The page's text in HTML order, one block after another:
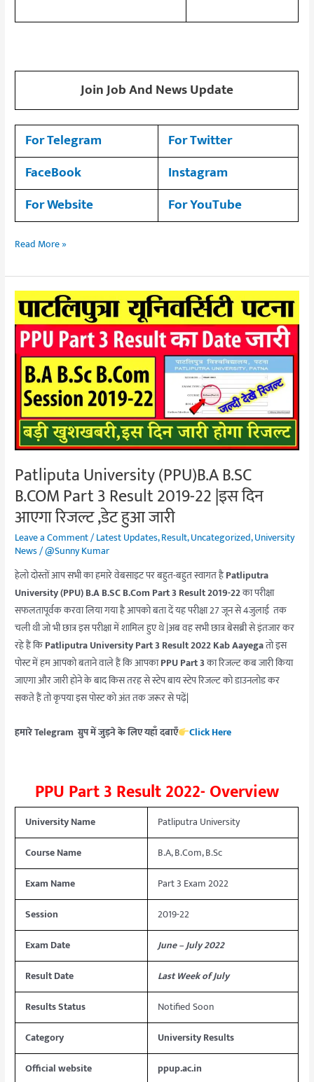
Join Job And News Update
For Telegram
For Twitter
FaceBook
Instagram
For Website
For YouTube
Read More »
Patliputa University (PPU)B.A B.SC
B.COM Part 3 Result 2019-22 |इस दिन
आएगा रिजल्ट ,डेट हुआ जारी
Leave a Comment/Latest Updates,Result,Uncategorized,University
News/@Sunny Kumar
हेलो दोस्तों आप सभी का हमारे वेबसाइट पर बहुत-बहुत स्वागत हैPatliputra
University (PPU) B.A B.SC B.Com Part 3 Result 2019-22का परीक्षा
सफलतापूर्वक करवा लिया गया है आपको बता दें यह परीक्षा 27 जून से 4जुलाई तक
चली थी जो भी छात्र इस परीक्षा में शामिल हुए थे |अब वह सभी छात्र बेसब्री से इंतजार कर
रहे हैं किPatliputra University Part 3 Result 2022 Kab Aayegaतो इस
पोस्ट में हम आपको बताने वाले हैं कि आपकाPPU Part 3का रिजल्ट कब जारी किया
जाएगा और जारी होने के बाद किस तरह से स्टेप बाय स्टेप रिजल्ट को डाउनलोड कर
सकते हैं तो कृपया इस पोस्ट को अंत तक जरूर से पढ़ें|
हमारे Telegram ग्रुप में जुड़ने के लिए यहाँ दबाएँ Click Here
PPU Part 3 Result 2022- Overview
University Name
Patliputra University
Course Name
B.A, B.Com, B.Sc
Exam Name
Part 3 Exam 2022
Session
2019-22
Exam Date
June – July 2022
Result Date
Last Week of July
Results Status
Notified Soon
Category
University Results
Official website
ppup.ac.in
Patliputa
University
(PPU)B.A
B.SC
B.COM
Part
Result
2019-
|
इस
दिन
आएगा
रिजल्ट
हुआ
जारी